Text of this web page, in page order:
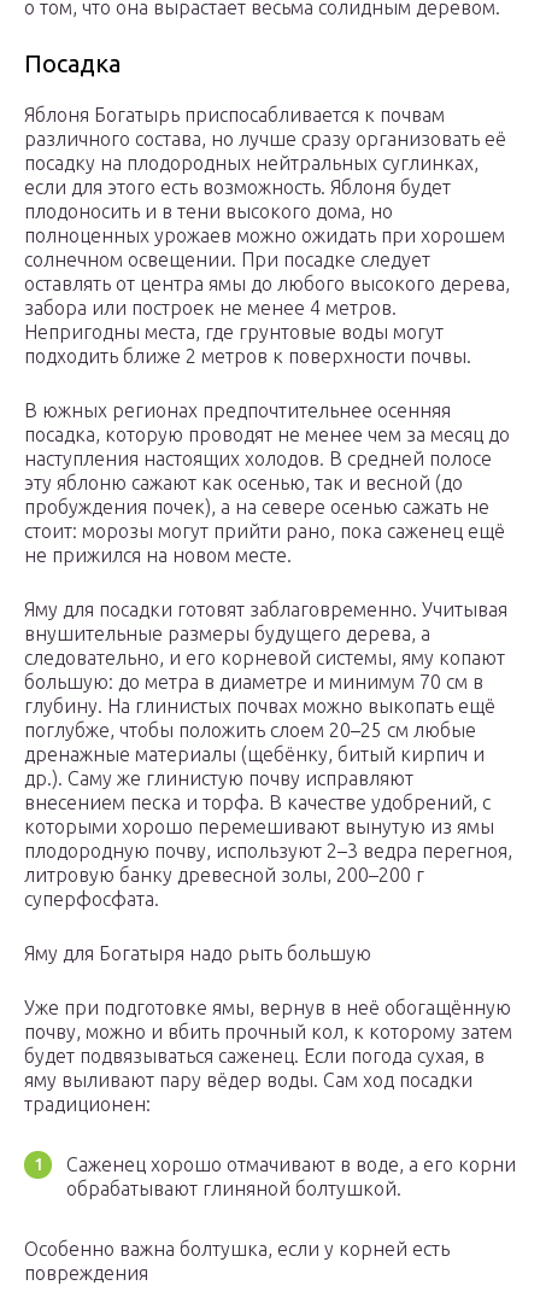
о том, что она вырастает весьма солидным деревом.
Посадка
Яблоня Богатырь приспосабливается к почвам
различного состава, но лучше сразу организовать её
посадку на плодородных нейтральных суглинках,
если для этого есть возможность. Яблоня будет
плодоносить и в тени высокого дома, но
полноценных урожаев можно ожидать при хорошем
солнечном освещении. При посадке следует
оставлять от центра ямы до любого высокого дерева,
забора или построек не менее 4 метров.
Непригодны места, где грунтовые воды могут
подходить ближе 2 метров к поверхности почвы.
В южных регионах предпочтительнее осенняя
посадка, которую проводят не менее чем за месяц до
наступления настоящих холодов. В средней полосе
эту яблоню сажают как осенью, так и весной (до
пробуждения почек), а на севере осенью сажать не
стоит: морозы могут прийти рано, пока саженец ещё
не прижился на новом месте.
Яму для посадки готовят заблаговременно. Учитывая
внушительные размеры будущего дерева, а
следовательно, и его корневой системы, яму копают
большую: до метра в диаметре и минимум 70 см в
глубину. На глинистых почвах можно выкопать ещё
поглубже, чтобы положить слоем 20–25 см любые
дренажные материалы (щебёнку, битый кирпич и
др.). Саму же глинистую почву исправляют
внесением песка и торфа. В качестве удобрений, с
которыми хорошо перемешивают вынутую из ямы
плодородную почву, используют 2–3 ведра перегноя,
литровую банку древесной золы, 200–200 г
суперфосфата.
Яму для Богатыря надо рыть большую
Уже при подготовке ямы, вернув в неё обогащённую
почву, можно и вбить прочный кол, к которому затем
будет подвязываться саженец. Если погода сухая, в
яму выливают пару вёдер воды. Сам ход посадки
традиционен:
Саженец хорошо отмачивают в воде, а его корни
обрабатывают глиняной болтушкой.
Особенно важна болтушка, если у корней есть
повреждения